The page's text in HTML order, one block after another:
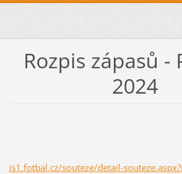
Rozpis zápasů -
2024
is1.fotbal.cz/souteze/detail-